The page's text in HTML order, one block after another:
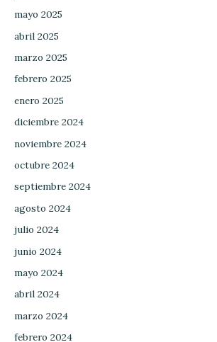
mayo 2025
abril 2025
marzo 2025
febrero 2025
enero 2025
diciembre 2024
noviembre 2024
octubre 2024
septiembre 2024
agosto 2024
julio 2024
junio 2024
mayo 2024
abril 2024
marzo 2024
febrero 2024